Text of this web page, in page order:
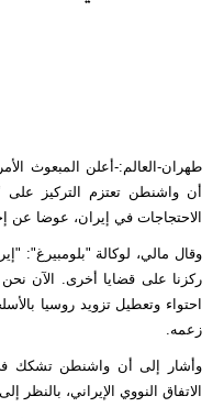
طهران-العالم:-أعلن المبعوث
أن واشنطن تعتزم التركيز على
الاحتجاجات في إيران، عوضا عن
وقال مالي، لوكالة "بلومبيرغ":
ركزنا على قضايا أخرى. الآن
احتواء وتعطيل تزويد روسيا
زعمه.
وأشار إلى أن واشنطن تشكك
الاتفاق النووي الإيراني، بالنظر